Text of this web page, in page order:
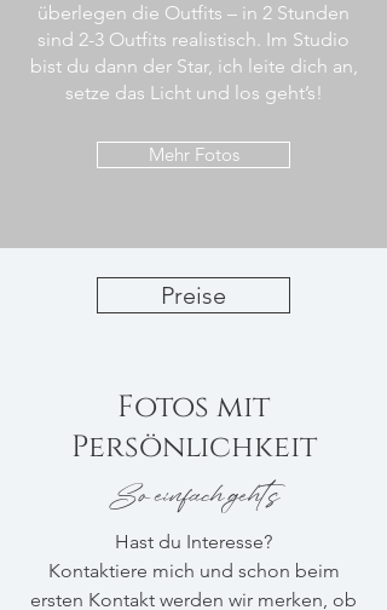
überlegen die Outfits – in 2 Stunden
sind 2-3 Outfits realistisch. Im Studio
bist du dann der Star, ich leite dich an,
setze das Licht und los geht’s!
Mehr Fotos
Preise
Fotos mit
Persönlichkeit
So einfach geht´s
Hast du Interesse?
Kontaktiere mich und schon beim
ersten Kontakt werden wir merken, ob